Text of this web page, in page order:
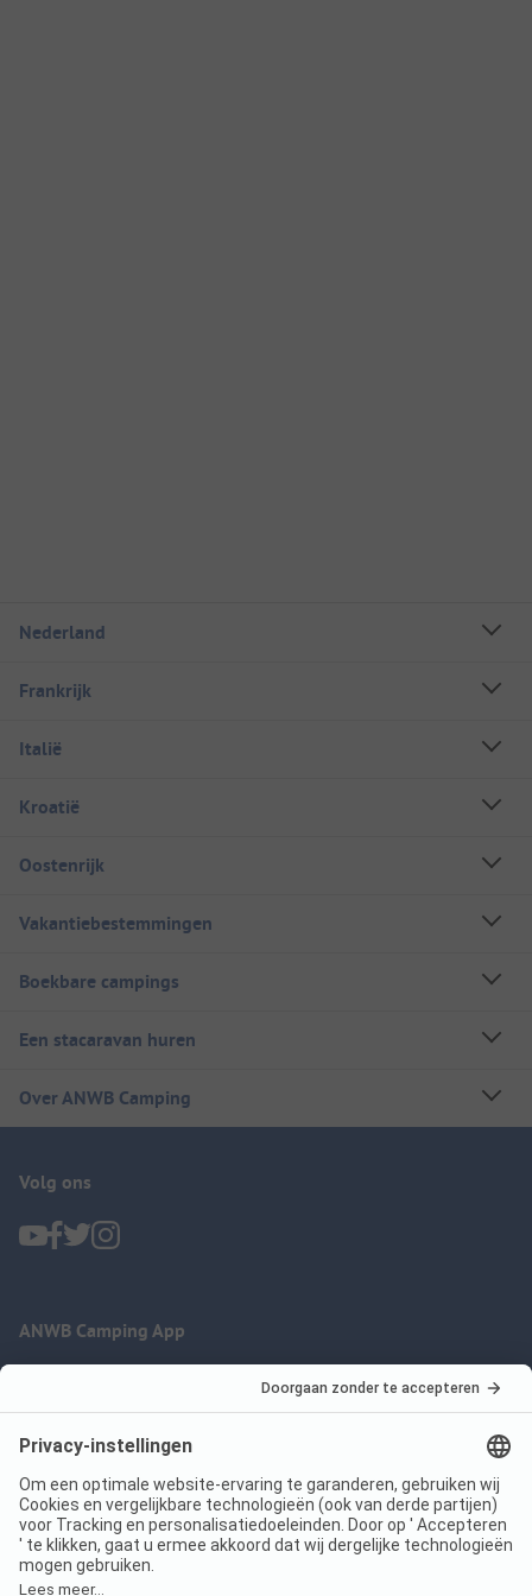
Nederland
Frankrijk
Italië
Kroatië
Oostenrijk
Vakantiebestemmingen
Boekbare campings
Een stacaravan huren
Over ANWB Camping
Volg ons
ANWB Camping App
Imprint
Jouw privacy
Voorwaarden
Wet digitale diensten